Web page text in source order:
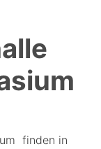
finden in